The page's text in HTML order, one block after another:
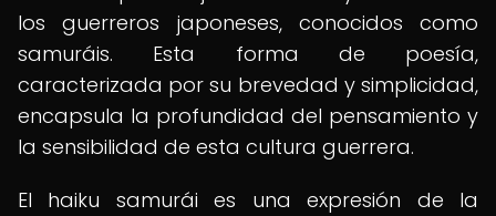
los guerreros japoneses, conocidos como
samuráis. Esta forma de poesía,
caracterizada por su brevedad y simplicidad,
encapsula la profundidad del pensamiento y
la sensibilidad de esta cultura guerrera.
El haiku samurái es una expresión de la